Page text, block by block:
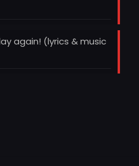
again! (lyrics & music